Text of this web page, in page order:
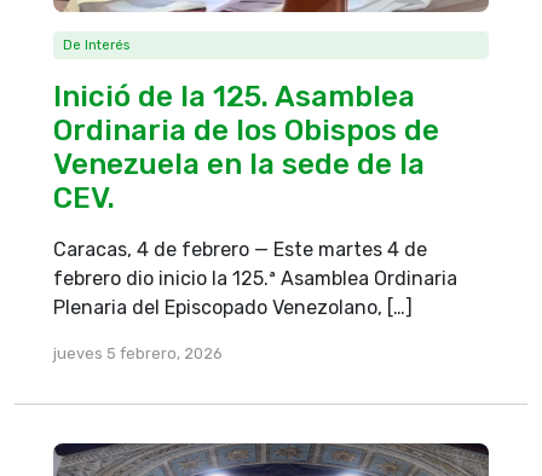
De Interés
Inició de la 125. Asamblea
Ordinaria de los Obispos de
Venezuela en la sede de la
CEV.
Caracas, 4 de febrero — Este martes 4 de
febrero dio inicio la 125.ª Asamblea Ordinaria
Plenaria del Episcopado Venezolano, […]
jueves 5 febrero, 2026